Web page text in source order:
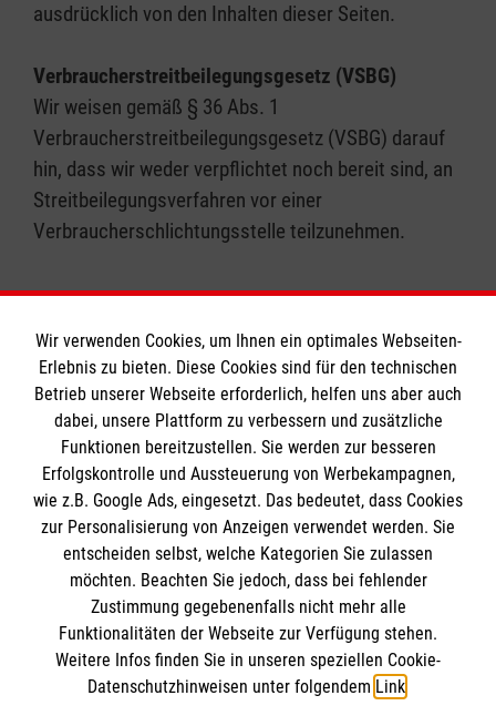
ausdrücklich von den Inhalten dieser Seiten.
Verbraucherstreitbeilegungsgesetz (VSBG)
Wir weisen gemäß § 36 Abs. 1
Verbraucherstreitbeilegungsgesetz (VSBG) darauf
hin, dass wir weder verpflichtet noch bereit sind, an
Streitbeilegungsverfahren vor einer
Verbraucherschlichtungsstelle teilzunehmen.
Informationen
Impressum
Datenschutz
Kontakt
Die Malteser
Malteser in Deutschland
Malteserorden
Sharepoint
Spendenkonto
Wir verwenden Cookies, um Ihnen ein optimales Webseiten-
Erlebnis zu bieten. Diese Cookies sind für den technischen
Betrieb unserer Webseite erforderlich, helfen uns aber auch
dabei, unsere Plattform zu verbessern und zusätzliche
Funktionen bereitzustellen. Sie werden zur besseren
Erfolgskontrolle und Aussteuerung von Werbekampagnen,
wie z.B. Google Ads, eingesetzt. Das bedeutet, dass Cookies
zur Personalisierung von Anzeigen verwendet werden. Sie
entscheiden selbst, welche Kategorien Sie zulassen
möchten. Beachten Sie jedoch, dass bei fehlender
Zustimmung gegebenenfalls nicht mehr alle
Funktionalitäten der Webseite zur Verfügung stehen.
Weitere Infos finden Sie in unseren speziellen Cookie-
Datenschutzhinweisen unter folgendem Link.